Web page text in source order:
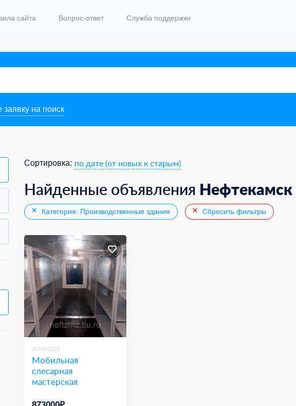
сайта Вопрос-ответ Служба поддержки
заявку на поиск
Сортировка: по дате (от новых к старым)
Найденные объявления Нефтекамск
Категория: Производственные здания Сбросить фильтры
25/05/2020
Мобильная
слесарная
мастерская